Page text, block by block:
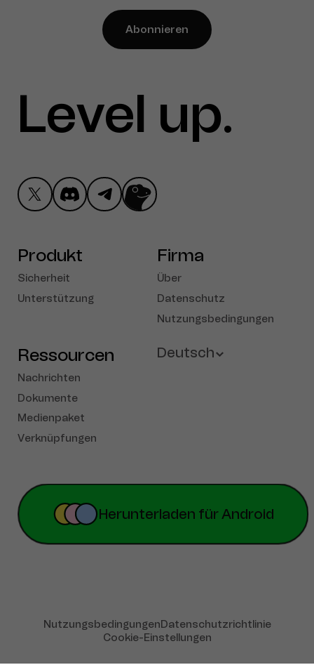
Abonnieren
Level up
Take Ctrl
.
Produkt
Sicherheit
Unterstützung
Firma
Über
Datenschutz
Nutzungsbedingungen
Ressourcen
Nachrichten
Dokumente
Medienpaket
Verknüpfungen
Deutsch
Portuguese
简体中文
Русский
Herunterladen für Android
NutzungsbedingungenDatenschutzrichtlinie
Cookie-Einstellungen